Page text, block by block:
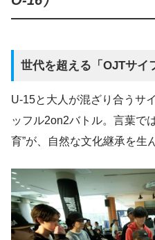
世代を超える「OJTサイ
U-15と大人が混ざり合うサ
ッフル2on2バトル。言葉で
育”が、自然な文化継承を生